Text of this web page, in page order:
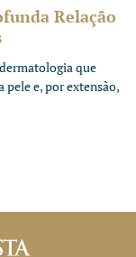
Relação
que
e, por extensão,